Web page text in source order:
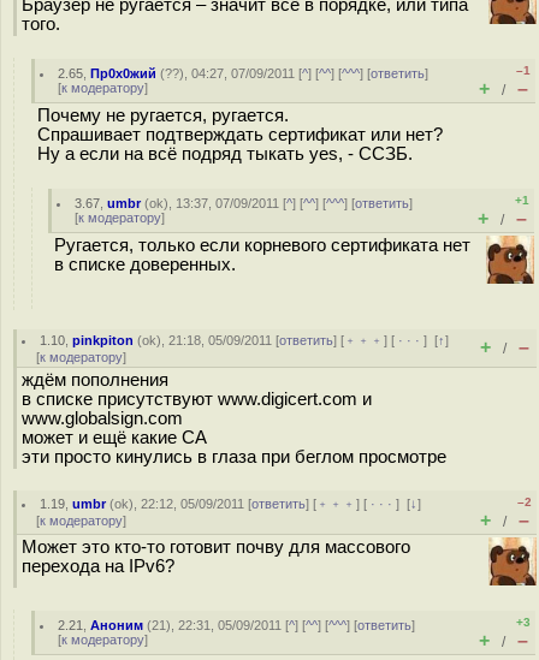
Браузер не ругается – значит всё в порядке, или типа
того.
2.65 ,Пр0х0жий (??), 04:27, 07/09/2011 [^] [^^] [^^^] [ответить]
[к модератору]
–1
+ / –
Почему не ругается, ругается.
Спрашивает подтверждать сертификат или нет?
Ну а если на всё подряд тыкать yes, - ССЗБ.
3.67 ,umbr(ok), 13:37, 07/09/2011 [^] [^^] [^^^] [ответить]
[к модератору]
+1
+ / –
Ругается, только если корневого сертификата нет
в списке доверенных.
1.10 ,pinkpiton (ok), 21:18, 05/09/2011 [ответить] [ ﹢﹢﹢] [ · · ·][↑]
[к модератору] + / –
ждём пополнения
в списке присутствуют www.digicert.com и
www.globalsign.com
может и ещё какие СА
эти просто кинулись в глаза при беглом просмотре
1.19 ,umbr(ok), 22:12, 05/09/2011 [ответить] [ ﹢﹢﹢] [ · · ·][↓]
[к модератору]
–2
+ / –
Может это кто-то готовит почву для массового
перехода на IPv6?
2.21 ,Аноним (21), 22:31, 05/09/2011 [^] [^^] [^^^] [ответить]
[к модератору]
+3
+ / –